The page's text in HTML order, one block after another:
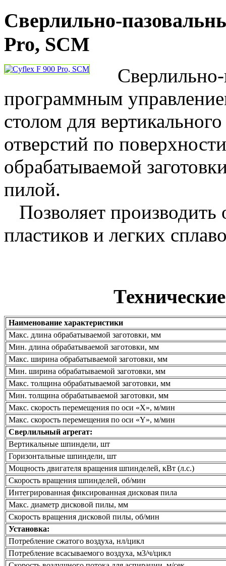
Сверлильно-
Pro, SCM
программным
столом для
отверстий по
обрабатываемой
пилой.
Позволяет
пластиков и легких
Наименование характеристики
Макс. длина обрабатываемой заготовки, мм
Мин. длина обрабатываемой заготовки, мм
Макс. ширина обрабатываемой заготовки, мм
Мин. ширина обрабатываемой заготовки, мм
Макс. толщина обрабатываемой заготовки, мм
Мин. толщина обрабатываемой заготовки, мм
Макс. скорость перемещения по оси «X», м/мин
Макс. скорость перемещения по оси «Y», м/мин
Сверлильный агрегат:
Вертикальные шпиндели, шт
Горизонтальные шпиндели, шт
Мощность двигателя вращения шпинделей, кВт (л.с.)
Скорость вращения шпинделей, об/мин
Интегрированная фиксированная дисковая пила
Макс. диаметр дисковой пилы, мм
Скорость вращения дисковой пилы, об/мин
Установка:
Потребление сжатого воздуха, нл/цикл
Потребление всасываемого воздуха, м3/ч/цикл